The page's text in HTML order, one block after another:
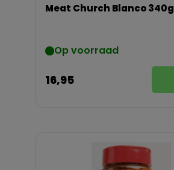
Meat Church Blanco 340g
Op voorraad
16,95